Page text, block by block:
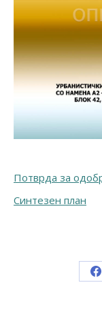
Потврда за
Синтезен план